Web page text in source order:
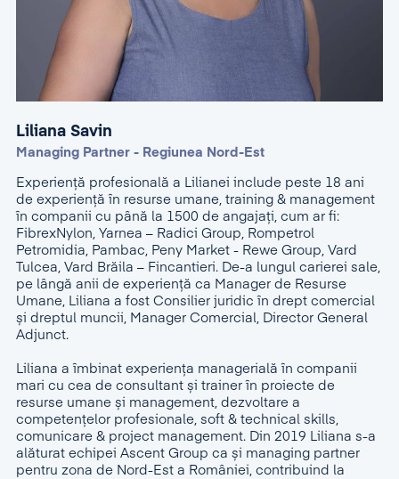
Liliana Savin
Managing Partner - Regiunea Nord-Est
Experienţă profesională a Lilianei include peste 18 ani
de experiență în resurse umane, training & management
în companii cu până la 1500 de angajați, cum ar fi:
FibrexNylon, Yarnea – Radici Group, Rompetrol
Petromidia, Pambac, Peny Market - Rewe Group, Vard
Tulcea, Vard Brăila – Fincantieri. De-a lungul carierei sale,
pe lângă anii de experiență ca Manager de Resurse
Umane, Liliana a fost Consilier juridic în drept comercial
și dreptul muncii, Manager Comercial, Director General
Adjunct.
Liliana a îmbinat experiența managerială în companii
mari cu cea de consultant și trainer în proiecte de
resurse umane și management, dezvoltare a
competențelor profesionale, soft & technical skills,
comunicare & project management. Din 2019 Liliana s-a
alăturat echipei Ascent Group ca și managing partner
pentru zona de Nord-Est a României, contribuind la